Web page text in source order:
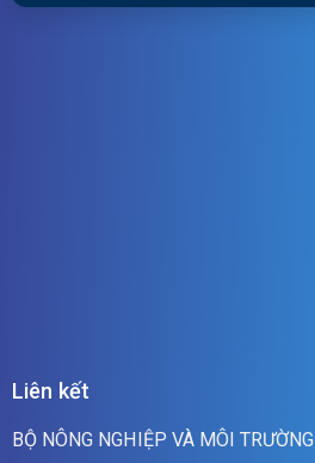
Liên kết
BỘ NÔNG NGHIỆP VÀ MÔI TRƯỜNG